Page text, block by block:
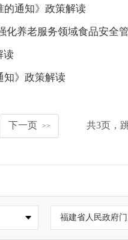
的通知》政策解读
化养老服务领域食品安全
读
知》政策解读
下一页 >> 共3页，
福建省人民政府